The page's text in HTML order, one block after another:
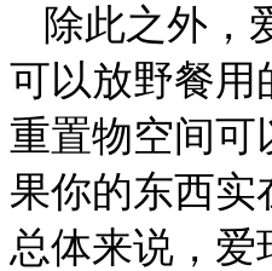
除此之外，
可以放野餐用
重置物空间可
果你的东西实
总体来说，爱